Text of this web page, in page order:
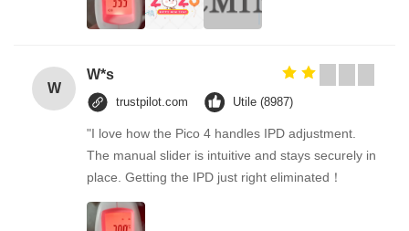
W
W*s
trustpilot.com Utile (8987)
"I love how the Pico 4 handles IPD adjustment.
The manual slider is intuitive and stays securely in
place. Getting the IPD just right eliminated！